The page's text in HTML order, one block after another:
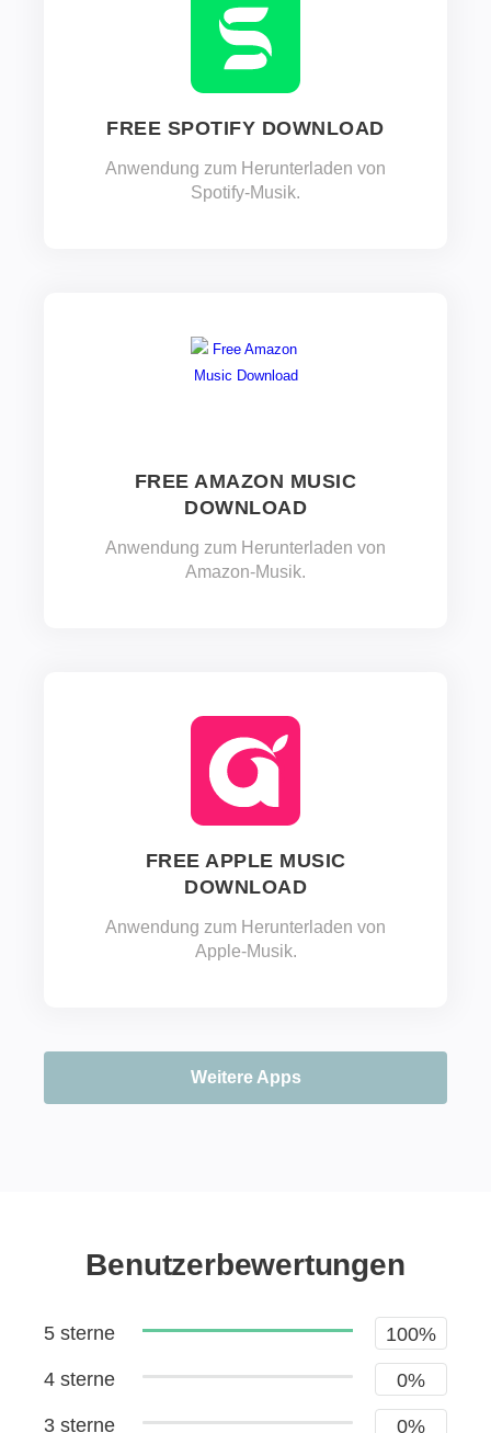
FREE SPOTIFY DOWNLOAD
Anwendung zum Herunterladen von
Spotify-Musik.
FREE AMAZON MUSIC
DOWNLOAD
Anwendung zum Herunterladen von
Amazon-Musik.
FREE APPLE MUSIC
DOWNLOAD
Anwendung zum Herunterladen von
Apple-Musik.
Weitere Apps
Benutzerbewertungen
5 sterne 100%
4 sterne 0%
3 sterne 0%